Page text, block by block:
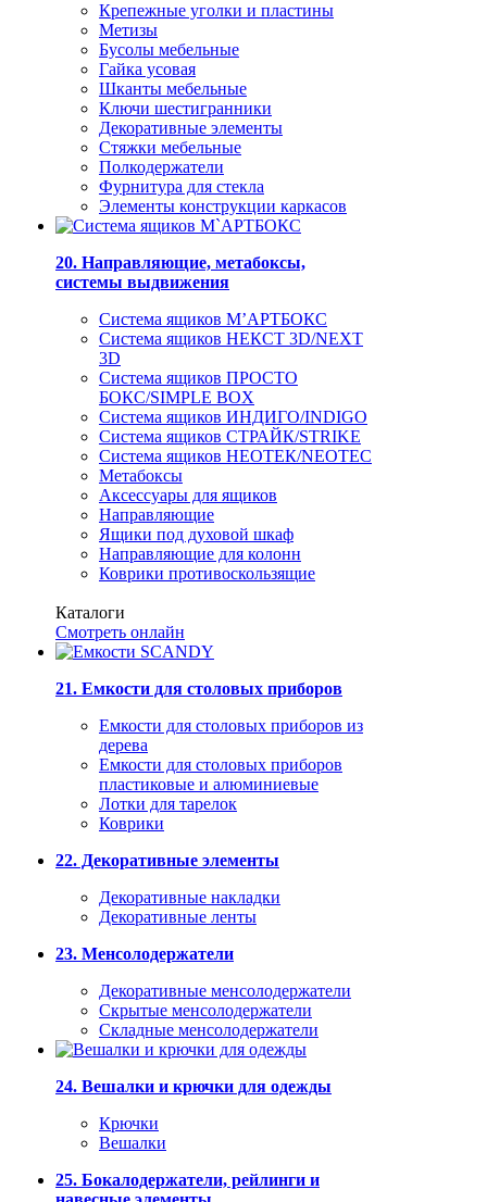
Крепежные уголки и пластины
Метизы
Бусолы мебельные
Гайка усовая
Шканты мебельные
Ключи шестигранники
Декоративные элементы
Стяжки мебельные
Полкодержатели
Фурнитура для стекла
Элементы конструкции каркасов
20. Направляющие, метабоксы,
системы выдвижения
Система ящиков М’АРТБОКС
Система ящиков НЕКСТ 3D/NEXT
3D
Система ящиков ПРОСТО
БОКС/SIMPLE BOX
Система ящиков ИНДИГО/INDIGO
Система ящиков СТРАЙК/STRIKE
Система ящиков НЕОТЕК/NEOTEC
Метабоксы
Аксессуары для ящиков
Направляющие
Ящики под духовой шкаф
Направляющие для колонн
Коврики противоскользящие
Каталоги
Смотреть онлайн
21. Емкости для столовых приборов
Емкости для столовых приборов из
дерева
Емкости для столовых приборов
пластиковые и алюминиевые
Лотки для тарелок
Коврики
22. Декоративные элементы
Декоративные накладки
Декоративные ленты
23. Менсолодержатели
Декоративные менсолодержатели
Скрытые менсолодержатели
Складные менсолодержатели
24. Вешалки и крючки для одежды
Крючки
Вешалки
25. Бокалодержатели, рейлинги и